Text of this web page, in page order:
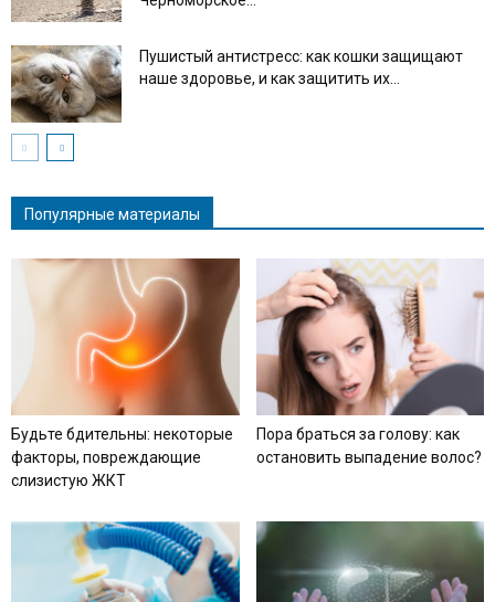
Пушистый антистресс: как кошки защищают
наше здоровье, и как защитить их...
Популярные материалы
Будьте бдительны: некоторые
факторы, повреждающие
слизистую ЖКТ
Пора браться за голову: как
остановить выпадение волос?